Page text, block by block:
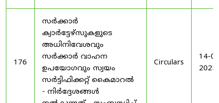
176
സർക്കാർ
ക്വാർട്ടേഴ്സുകളുടെ
അധിനിവേശവും
സർക്കാർ വാഹന
ഉപയോഗവും സ്വയം
സർട്ടിഫിക്കറ്റ് കൈമാറൽ
- നിർദ്ദേശങ്ങൾ
Circulars
14-
2025